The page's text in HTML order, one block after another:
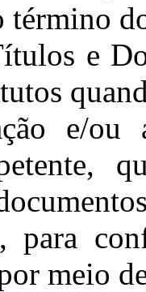
término
e
e/
para
meio